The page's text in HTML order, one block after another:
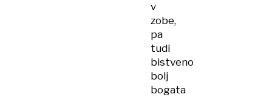
v
zobe,
pa
tudi
bistveno
bolj
bogata